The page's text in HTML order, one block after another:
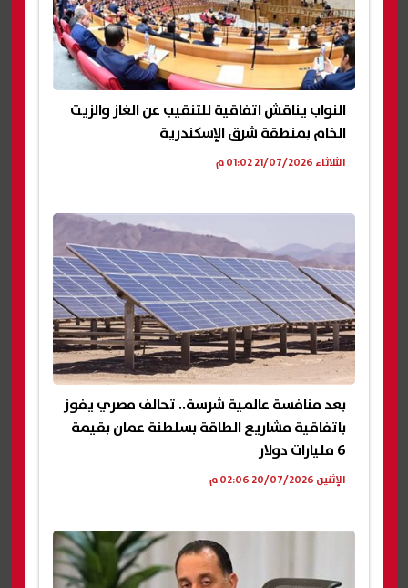
النواب يناقش اتفاقية للتنقيب عن الغاز والزيت
الخام بمنطقة شرق الإسكندرية
الثلاثاء 21/07/2026 01:02 م
بعد منافسة عالمية شرسة.. تحالف مصري يفوز
باتفاقية مشاريع الطاقة بسلطنة عمان بقيمة
6 مليارات دولار
الإثنين 20/07/2026 02:06 م